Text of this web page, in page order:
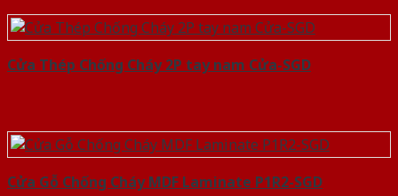
Cửa Thép Chống Cháy 2P tay nam Cửa-SGD
Cửa Gỗ Chống Cháy MDF Laminate P1R2-SGD